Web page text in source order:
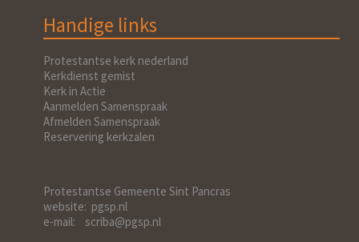
Handige links
Protestantse kerk nederland
Kerkdienst gemist
Kerk in Actie
Aanmelden Samenspraak
Afmelden Samenspraak
Reservering kerkzalen
Protestantse Gemeente Sint Pancras
website: pgsp.nl
e-mail: scriba@pgsp.nl